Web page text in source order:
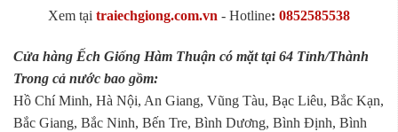
Xem tại traiechgiong.com.vn - Hotline: 0852585538
Cửa hàng Ếch Giống Hàm Thuận có mặt tại 64 Tỉnh/Thành
Trong cả nước bao gồm:
Hồ Chí Minh, Hà Nội, An Giang, Vũng Tàu, Bạc Liêu, Bắc Kạn,
Bắc Giang, Bắc Ninh, Bến Tre, Bình Dương, Bình Định, Bình